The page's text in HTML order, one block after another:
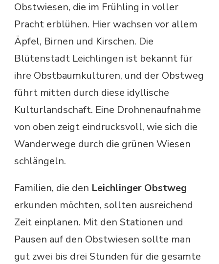
Obstwiesen, die im Frühling in voller
Pracht erblühen. Hier wachsen vor allem
Äpfel, Birnen und Kirschen. Die
Blütenstadt Leichlingen ist bekannt für
ihre Obstbaumkulturen, und der Obstweg
führt mitten durch diese idyllische
Kulturlandschaft. Eine Drohnenaufnahme
von oben zeigt eindrucksvoll, wie sich die
Wanderwege durch die grünen Wiesen
schlängeln.
Familien, die den Leichlinger Obstweg
erkunden möchten, sollten ausreichend
Zeit einplanen. Mit den Stationen und
Pausen auf den Obstwiesen sollte man
gut zwei bis drei Stunden für die gesamte